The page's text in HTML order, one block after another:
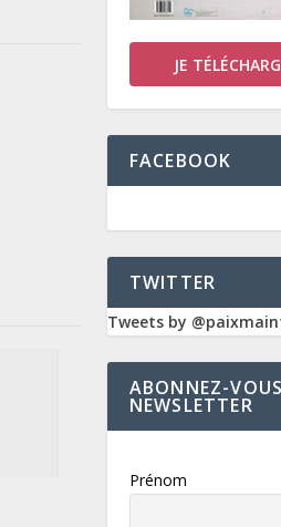
JE
FACEBOOK
TWITTER
Tweets by
ABONNEZ-
NEWSLETTER
Prénom